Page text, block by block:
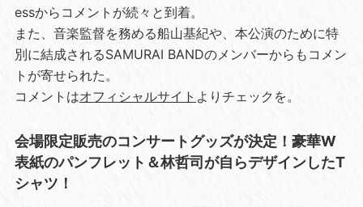
essからコメントが続々と到着。
また、音楽監督を務める船山基紀や、本公演のために特
別に結成されるSAMURAI BANDのメンバーからもコメン
トが寄せられた。
コメントはオフィシャルサイト よりチェックを。
会場限定販売のコンサートグッズが決定！豪華W
表紙のパンフレット＆林哲司が自らデザインしたT
シャツ！